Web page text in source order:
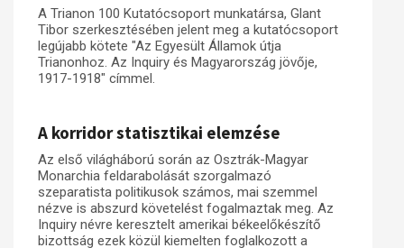
Trianon-kommentár
Dokumentumok
A trianoni szerződés
A Trianon 100 Kutatócsoport munkatársa, Glant
Tibor szerkesztésében jelent meg a kutatócsoport
legújabb kötete "Az Egyesült Államok útja
Trianonhoz. Az Inquiry és Magyarország jövője,
1917-1918" címmel.
A korridor statisztikai elemzése
Az első világháború során az Osztrák-Magyar
Monarchia feldarabolását szorgalmazó
szeparatista politikusok számos, mai szemmel
nézve is abszurd követelést fogalmaztak meg. Az
Inquiry névre keresztelt amerikai békeelőkészítő
bizottság ezek közül kiemelten foglalkozott a